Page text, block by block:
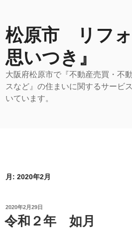
松原市 リフォ
思いつき』
大阪府松原市で『不動産売買・不
スなど』の住まいに関するサービ
いています。
月: 2020年2月
投
稿
日:
2020年2月29日
令和２年 如月